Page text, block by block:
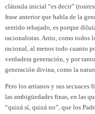
cláusula inicial “es decir” (
frase anterior que habla de la
sentido rebajado, es porque
racionalistas. Arrio, como todos
racional, al menos todo cuanto
verdadera generación, y por
generación divina, como la
Pero los arrianos y sus secuaces
las ambigüedades finas, en las
“quizá sí, quizá no”, que los